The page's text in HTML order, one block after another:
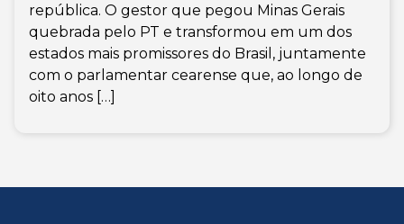
república. O gestor que pegou Minas Gerais
quebrada pelo PT e transformou em um dos
estados mais promissores do Brasil, juntamente
com o parlamentar cearense que, ao longo de
oito anos […]